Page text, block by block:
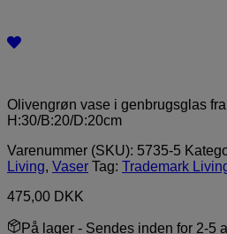
Olivengrøn vase i genbrugsglas
H:30/B:20/D:20cm
Varenummer (SKU): 5735-5
Living, Vaser Tag: Trademark
475,00 DKK
På lager - Sendes inden for 2-5